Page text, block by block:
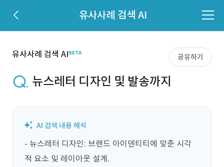
유사사례 검색 AI
유사사례 검색 AI 공유하기
뉴스레터 디자인 및 발송까지
- 뉴스레터 디자인: 브랜드 아이덴티티에 맞춘 시각
적 요소 및 레이아웃 설계.